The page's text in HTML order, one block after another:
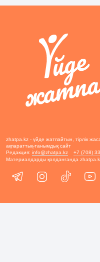
zhatpa.kz - үйде жатпайтын, тірлік
ақпараттық-танымдық сайт
Редакция: info@zhatpa.kz
+7 (708)
Материалдарды қолданғанда